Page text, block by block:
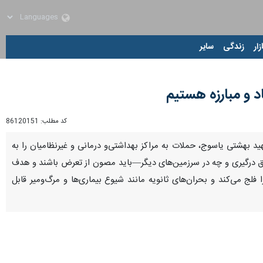
زندگی سایر
و مبارزه هستیم
کد مطلب: 86120151